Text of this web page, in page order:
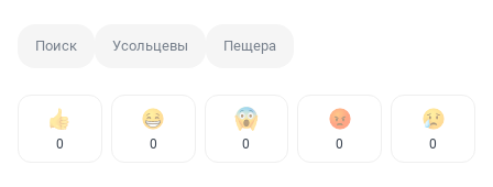
Поиск Усольцевы Пещера
0 0 0 0 0